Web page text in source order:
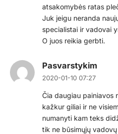
atsakomybės ratas
Juk jeigu neranda
specialistai ir vadovai
O juos reikia gerbti.
Pasvarstykim
2020-01-10 07:27
Čia daugiau painiavos
kažkur giliai ir ne
numanyti kam teks
tik ne būsimųjų